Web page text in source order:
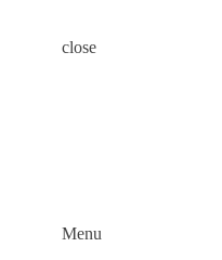
close
Menu